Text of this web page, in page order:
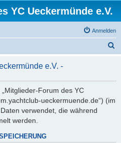
YC Ueckermünde e.V.
Anmelden
h
e.V. -
Forum des YC
ueckermuende.de“) (im
verwendet, die während
werden.